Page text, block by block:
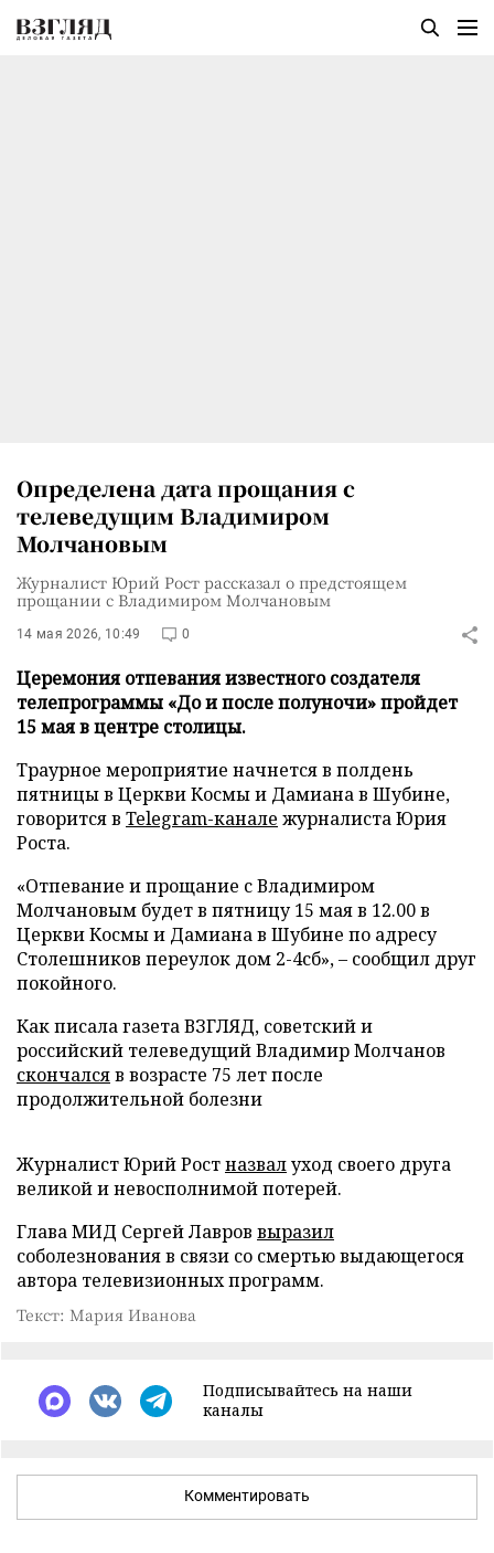
Определена дата прощания с
телеведущим Владимиром
Молчановым
Журналист Юрий Рост рассказал о предстоящем
прощании с Владимиром Молчановым
14 мая 2026, 10:49 0
Церемония отпевания известного создателя
телепрограммы «До и после полуночи» пройдет
15 мая в центре столицы.
Траурное мероприятие начнется в полдень
пятницы в Церкви Космы и Дамиана в Шубине,
говорится в Telegram-канале журналиста Юрия
Роста.
«Отпевание и прощание с Владимиром
Молчановым будет в пятницу 15 мая в 12.00 в
Церкви Космы и Дамиана в Шубине по адресу
Столешников переулок дом 2-4сб», – сообщил друг
покойного.
Как писала газета ВЗГЛЯД, советский и
российский телеведущий Владимир Молчанов
скончалсяв возрасте 75 лет после
продолжительной болезни
Журналист Юрий Ростназвалуход своего друга
великой и невосполнимой потерей.
Глава МИД Сергей Лавров выразил
соболезнования в связи со смертью выдающегося
автора телевизионных программ.
Текст: Мария Иванова
Подписывайтесь на наши
каналы
Комментировать